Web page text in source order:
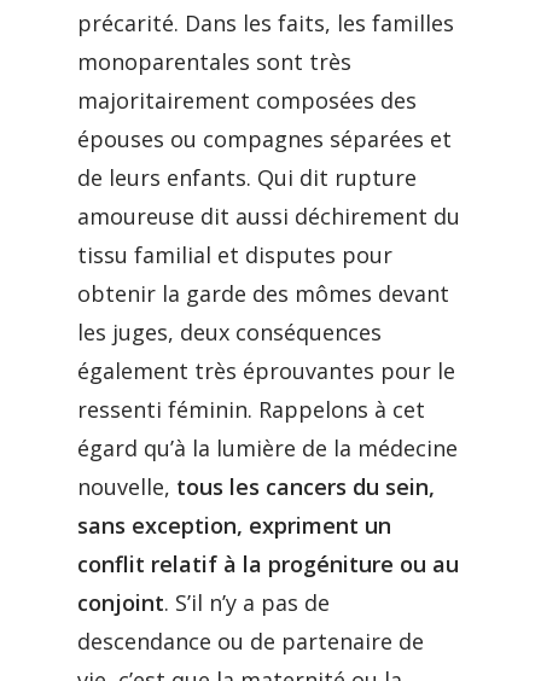
précarité. Dans les faits, les familles
monoparentales sont très
majoritairement composées des
épouses ou compagnes séparées et
de leurs enfants. Qui dit rupture
amoureuse dit aussi déchirement du
tissu familial et disputes pour
obtenir la garde des mômes devant
les juges, deux conséquences
également très éprouvantes pour le
ressenti féminin. Rappelons à cet
égard qu’à la lumière de la médecine
nouvelle, tous les cancers du sein,
sans exception, expriment un
conflit relatif à la progéniture ou au
conjoint. S’il n’y a pas de
descendance ou de partenaire de